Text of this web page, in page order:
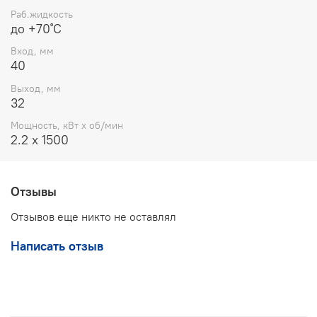
Раб.жидкость
до +70˚С
Вход, мм
40
Выход, мм
32
Мощность, кВт x об/мин
2.2 x 1500
Отзывы
Отзывов еще никто не оставлял
Написать отзыв